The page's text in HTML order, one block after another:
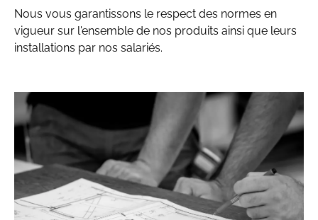
Nous vous garantissons le respect des normes en
vigueur sur l'ensemble de nos produits ainsi que leurs
installations par nos salariés.